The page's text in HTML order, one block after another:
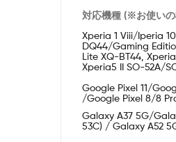
対応機種 (※お使いの
Xperia 1 Viii/Iperia
DQ44/Gaming
Lite XQ-BT44,
Xperia5 II SO-52A/
Google Pixel 11/
/Google Pixel 8/8
Galaxy A37 5G/
53C) / Galaxy A52